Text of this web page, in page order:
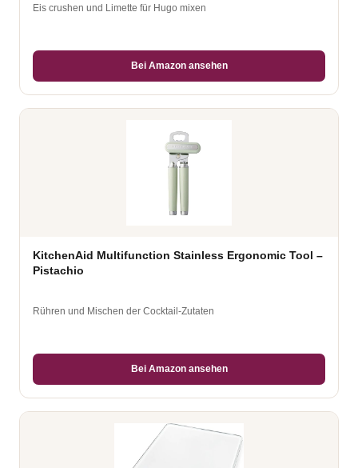
Eis crushen und Limette für Hugo mixen
Bei Amazon ansehen
KitchenAid Multifunction Stainless Ergonomic Tool –
Pistachio
Rühren und Mischen der Cocktail-Zutaten
Bei Amazon ansehen